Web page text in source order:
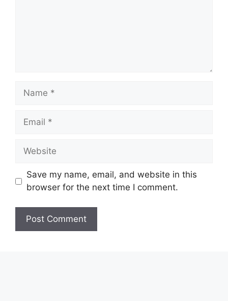
Name
Email
Website
Save my name, email, and website in this
browser for the next time I comment.